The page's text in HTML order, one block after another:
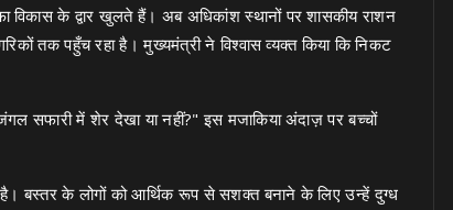
विकास के द्वार खुलते हैं। अब अधिकांश स्थानों पर शासकीय राशन
तक पहुँच रहा है। मुख्यमंत्री ने विश्वास व्यक्त किया कि निकट
सफारी में शेर देखा या नहीं?" इस मजाकिया अंदाज़ पर बच्चों
है। बस्तर के लोगों को आर्थिक रूप से सशक्त बनाने के लिए उन्हें दुग्ध